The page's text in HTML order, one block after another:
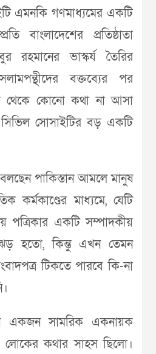
এমনকি গণমাধ্যমের একটি
বাংলাদেশের প্রতিষ্ঠাতা
রহমানের ভাস্কর্য তৈরির
বক্তব্যের পর
থেকে কোনো কথা না আসা
সোসাইটির বড় একটি
পাকিস্তান আমলে মানুষ
কর্মকাণ্ডের মাধ্যমে, যেটি
একটি সম্পাদকীয়
হতো, কিন্তু এখন তেমন
টিকতে পারবে কি-না
একজন সামরিক একনায়ক
কথার সাহস ছিলো।